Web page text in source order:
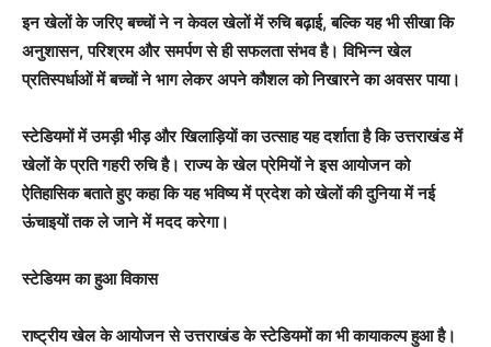
इन खेलों के जरिए बच्चों ने न केवल खेलों में रुचि बढ़ाई, बल्कि यह भी सीखा कि
अनुशासन, परिश्रम और समर्पण से ही सफलता संभव है। विभिन्न खेल
प्रतिस्पर्धाओं में बच्चों ने भाग लेकर अपने कौशल को निखारने का अवसर पाया।
स्टेडियमों में उमड़ी भीड़ और खिलाड़ियों का उत्साह यह दर्शाता है कि उत्तराखंड में
खेलों के प्रति गहरी रुचि है। राज्य के खेल प्रेमियों ने इस आयोजन को
ऐतिहासिक बताते हुए कहा कि यह भविष्य में प्रदेश को खेलों की दुनिया में नई
ऊंचाइयों तक ले जाने में मदद करेगा।
स्टेडियम का हुआ विकास
राष्ट्रीय खेल के आयोजन से उत्तराखंड के स्टेडियमों का भी कायाकल्प हुआ है।